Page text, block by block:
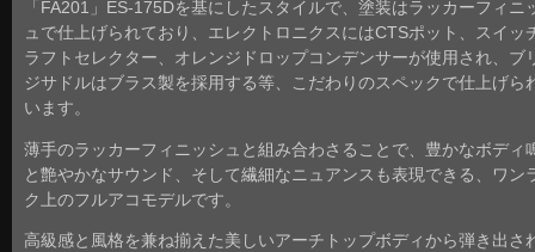
「FA201」ES-175Dを基にしたスタイルで、塗装はラッカーフィニ
ュで仕上げられており、エレクトロニクスにはCTSポット、スイッ
ラフトセレクター、オレンジドロップコンデンサーが使用され、ブ
ジサドルはブラス製を採用する等、こだわりのスペックで仕上げら
います。
薄手のラッカーフィニッシュと組み合わさることで、豊かなボディ
と艶やかなサウンド、そして繊細なニュアンスも表現できる、ワン
ク上のフルアコモデルです。
高級感と風格を兼ね揃えた美しいアーチトップボディから弾き出さ